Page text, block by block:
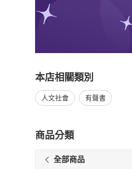
本店相關類別
人文社會 有聲書
商品分類
全部商品